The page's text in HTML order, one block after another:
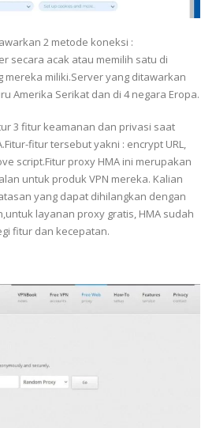
2 metode koneksi :
secara acak atau memilih satu di
mereka miliki.Server yang ditawarkan
Amerika Serikat dan di 4 negara Eropa.
3 fitur keamanan dan privasi saat
fitur tersebut yakni : encrypt URL,
script.Fitur proxy HMA ini merupakan
untuk produk VPN mereka. Kalian
yang dapat dihilangkan dengan
layanan proxy gratis, HMA sudah
fitur dan kecepatan.